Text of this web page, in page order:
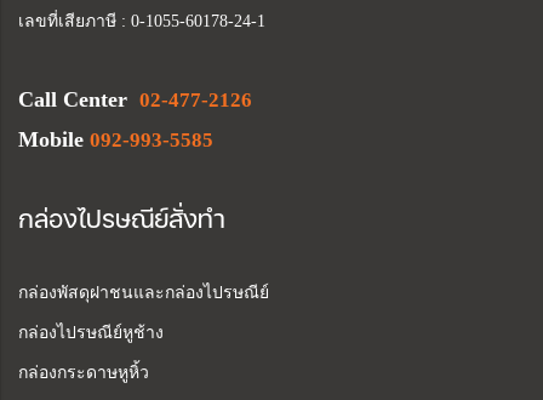
เลขที่เสียภาษี : 0-1055-60178-24-1
Call Center 02-477-2126
Mobile 092-993-5585
กล่องไปรษณีย์สั่งทำ
กล่องพัสดุฝาชนและกล่องไปรษณีย์
กล่องไปรษณีย์หูช้าง
กล่องกระดาษหูหิ้ว